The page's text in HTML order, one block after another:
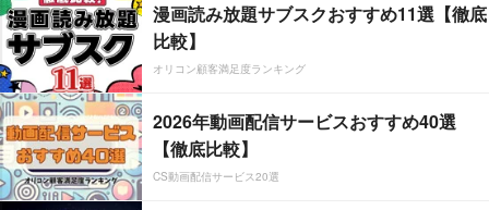
漫画読み放題サブスクおすすめ11選【徹底
比較】
オリコン顧客満足度ランキング
2026年動画配信サービスおすすめ40選
【徹底比較】
CS動画配信サービス20選